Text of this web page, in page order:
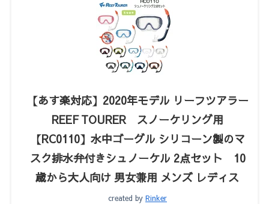
【あす楽対応】2020年モデル リーフツアラー
REEF TOURER スノーケリング用
【RC0110】水中ゴーグル シリコーン製のマ
スク排水弁付きシュノーケル 2点セット 10
歳から大人向け 男女兼用 メンズ レディス
created by Rinker